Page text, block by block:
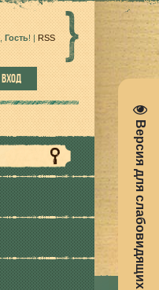
Версия для слабовидящих
Гость! | RSS
ВХОД